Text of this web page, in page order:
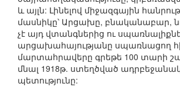
և այլն: Լինելով միջազգային
մասնիկը՝ Արցախը, բնականաբար,
չէ այդ վտանգներից ու
արցախահայությանը սպառնացող
մարտահրավերը գրեթե 100 տարի
մնալ 1918թ. ստեղծված
պետությունը: